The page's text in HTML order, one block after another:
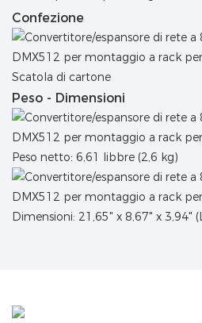
Confezione
Scatola di cartone
Peso - Dimensioni
Peso netto: 6,61 libbre (2,6 kg)
Dimensioni: 21,65" x 8,67" x 3,94"